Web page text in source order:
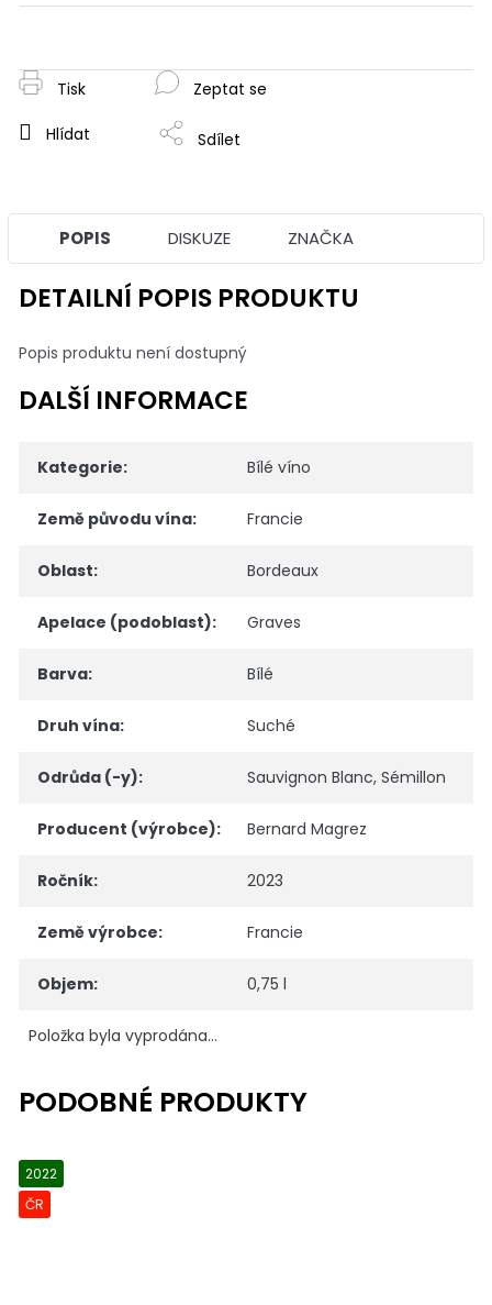
Tisk
Zeptat se
Hlídat Sdílet
POPIS DISKUZE ZNAČKA
DETAILNÍ POPIS PRODUKTU
Popis produktu není dostupný
DALŠÍ INFORMACE
Kategorie: Bílé víno
Země původu vína: Francie
Oblast: Bordeaux
Apelace (podoblast): Graves
Barva: Bílé
Druh vína: Suché
Odrůda (-y): Sauvignon Blanc, Sémillon
Producent (výrobce): Bernard Magrez
Ročník: 2023
Země výrobce: Francie
Objem: 0,75 l
Položka byla vyprodána…
2022
ČR